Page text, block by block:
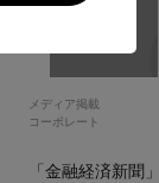
メディア掲載
コーポレート
「金融経済新聞